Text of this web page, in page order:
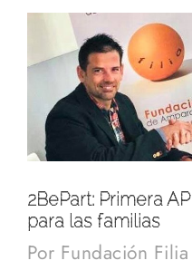
2BePart: Primera
para las familias
Por Fundación Filia